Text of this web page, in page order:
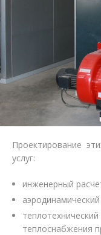
Проектирование
услуг:
инженерный
теплоснабжения